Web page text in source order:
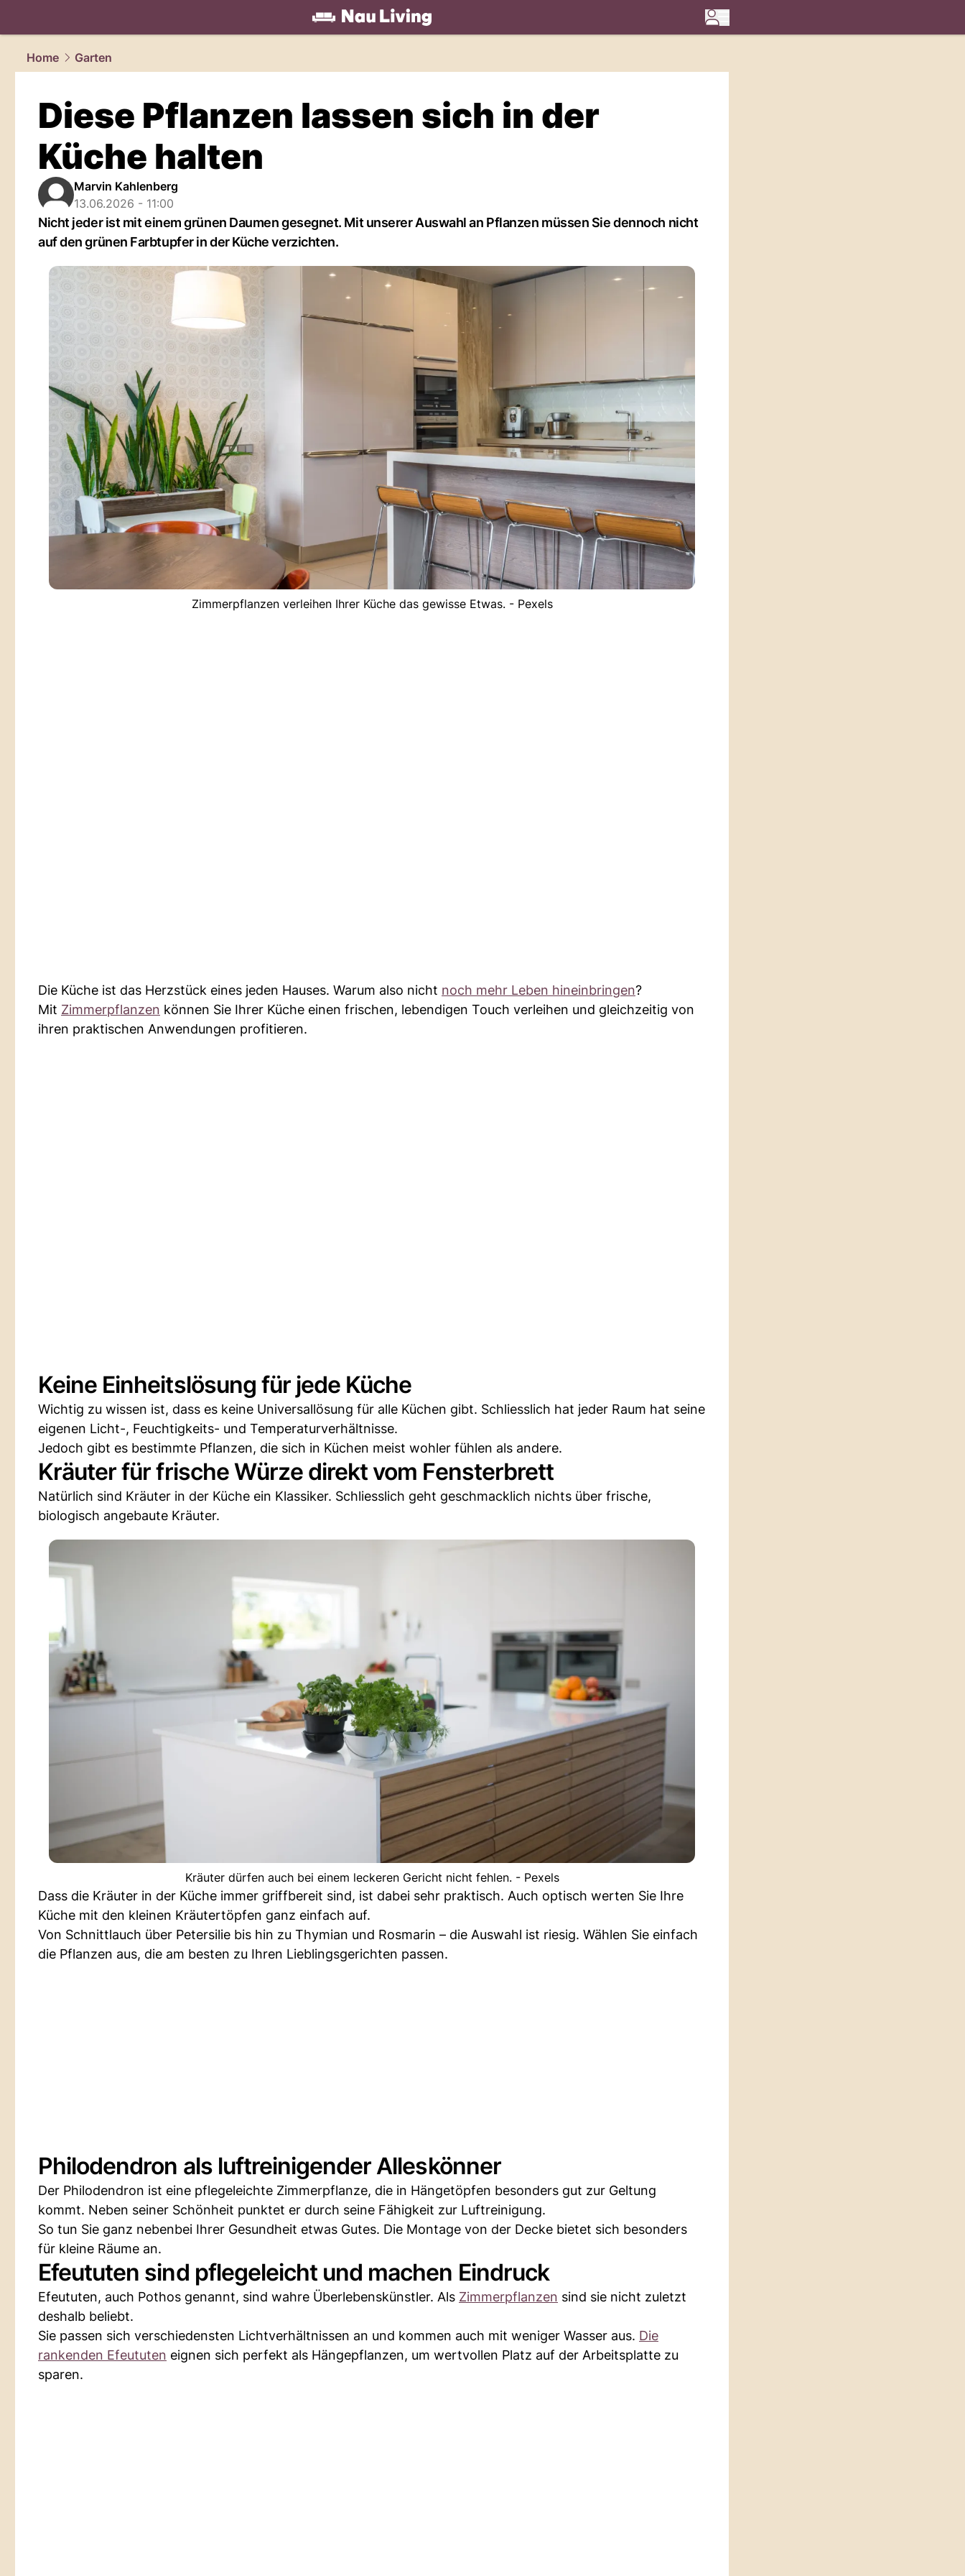
living.NAU.ch
Home
Garten
Diese Pflanzen lassen sich in der
Küche halten
Marvin Kahlenberg
13.06.2026 - 11:00
Nicht jeder ist mit einem grünen Daumen gesegnet. Mit unserer Auswahl an Pflanzen müssen Sie dennoch nicht
auf den grünen Farbtupfer in der Küche verzichten.
Zimmerpflanzen verleihen Ihrer Küche das gewisse Etwas. - Pexels
Die Küche ist das Herzstück eines jeden Hauses. Warum also nicht noch mehr Leben hineinbringen?
Mit Zimmerpflanzen können Sie Ihrer Küche einen frischen, lebendigen Touch verleihen und gleichzeitig von
ihren praktischen Anwendungen profitieren.
Keine Einheitslösung für jede Küche
Wichtig zu wissen ist, dass es keine Universallösung für alle Küchen gibt. Schliesslich hat jeder Raum hat seine
eigenen Licht-, Feuchtigkeits- und Temperaturverhältnisse.
Jedoch gibt es bestimmte Pflanzen, die sich in Küchen meist wohler fühlen als andere.
Kräuter für frische Würze direkt vom Fensterbrett
Natürlich sind Kräuter in der Küche ein Klassiker. Schliesslich geht geschmacklich nichts über frische,
biologisch angebaute Kräuter.
Kräuter dürfen auch bei einem leckeren Gericht nicht fehlen. - Pexels
Dass die Kräuter in der Küche immer griffbereit sind, ist dabei sehr praktisch. Auch optisch werten Sie Ihre
Küche mit den kleinen Kräutertöpfen ganz einfach auf.
Von Schnittlauch über Petersilie bis hin zu Thymian und Rosmarin – die Auswahl ist riesig. Wählen Sie einfach
die Pflanzen aus, die am besten zu Ihren Lieblingsgerichten passen.
Philodendron als luftreinigender Alleskönner
Der Philodendron ist eine pflegeleichte Zimmerpflanze, die in Hängetöpfen besonders gut zur Geltung
kommt. Neben seiner Schönheit punktet er durch seine Fähigkeit zur Luftreinigung.
So tun Sie ganz nebenbei Ihrer Gesundheit etwas Gutes. Die Montage von der Decke bietet sich besonders
für kleine Räume an.
Efeututen sind pflegeleicht und machen Eindruck
Efeututen, auch Pothos genannt, sind wahre Überlebenskünstler. Als Zimmerpflanzen sind sie nicht zuletzt
deshalb beliebt.
Sie passen sich verschiedensten Lichtverhältnissen an und kommen auch mit weniger Wasser aus. Die
rankenden Efeututen eignen sich perfekt als Hängepflanzen, um wertvollen Platz auf der Arbeitsplatte zu
sparen.